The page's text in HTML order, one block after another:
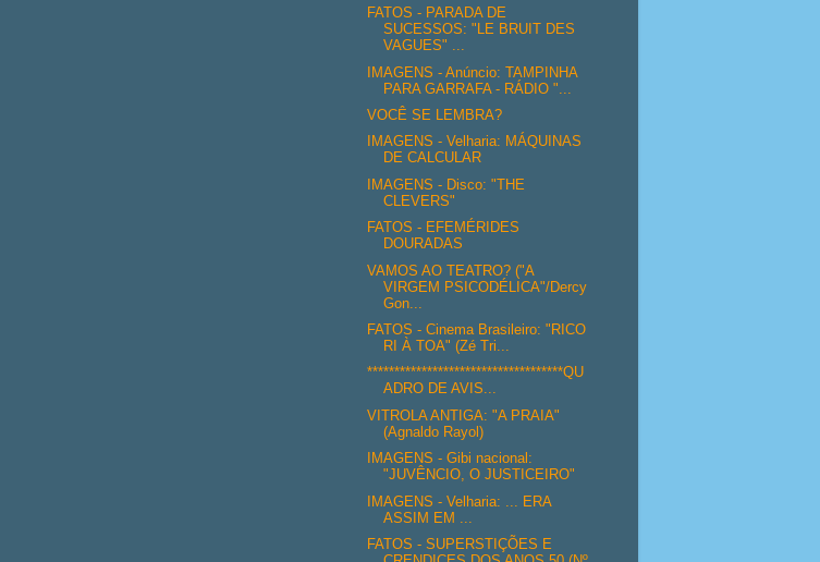
FATOS - PARADA DE
SUCESSOS: "LE BRUIT DES
VAGUES" ...
IMAGENS - Anúncio: TAMPINHA
PARA GARRAFA - RÁDIO "...
VOCÊ SE LEMBRA?
IMAGENS - Velharia: MÁQUINAS
DE CALCULAR
IMAGENS - Disco: "THE
CLEVERS"
FATOS - EFEMÉRIDES
DOURADAS
VAMOS AO TEATRO? ("A
VIRGEM PSICODÉLICA"/Dercy
Gon...
FATOS - Cinema Brasileiro: "RICO
RI À TOA" (Zé Tri...
************************************QU
ADRO DE AVIS...
VITROLA ANTIGA: "A PRAIA"
(Agnaldo Rayol)
IMAGENS - Gibi nacional:
"JUVÊNCIO, O JUSTICEIRO"
IMAGENS - Velharia: ... ERA
ASSIM EM ...
FATOS - SUPERSTIÇÕES E